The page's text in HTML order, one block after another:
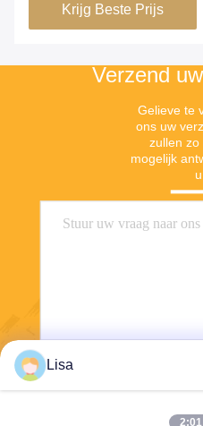
Incoloy 800 825 Inconel
600 625 718 X750 Monel
nikkellegeringsbuis
Krijg Beste Prijs
Verzend
Gelieve te
ons uw
zullen zo
mogelijk
u.
Lisa
2:01